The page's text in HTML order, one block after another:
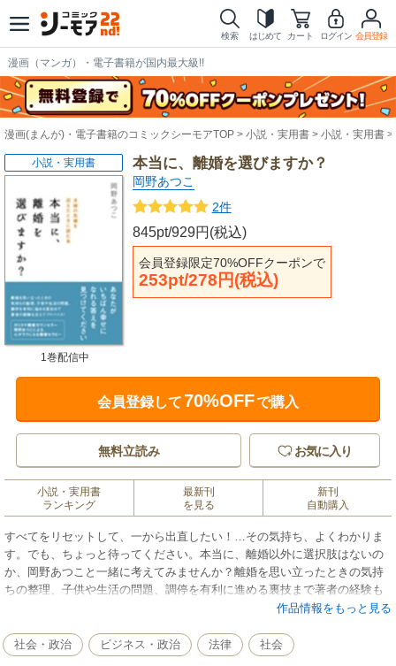
検索 はじめて カート ログイン 会員登録
漫画（マンガ）・電子書籍が国内最大級!!
漫画(まんが)・電子書籍のコミックシーモアTOP 小説・実用書 小説・実用書
本当に、離婚を選びますか？
岡野あつこ
2件
845pt/929円(税込)
会員登録限定70%OFFクーポンで
253pt/278円(税込)
小説・実用書
1巻配信中
会員登録して70%OFFで購入
無料立読み お気に入り
小説・実用書
ランキング
最新刊
を見る
新刊
自動購入
すべてをリセットして、一から出直したい！…その気持ち、よくわかりま
す。でも、ちょっと待ってください。本当に、離婚以外に選択肢はないの
か、岡野あつこと一緒に考えてみませんか？離婚を思い立ったときの気持
ちの整理、子供や生活の問題、調停を有利に進める裏技まで著者の経験も
ー。
作品情報をもっと見る
社会・政治 ビジネス・政治 法律 社会